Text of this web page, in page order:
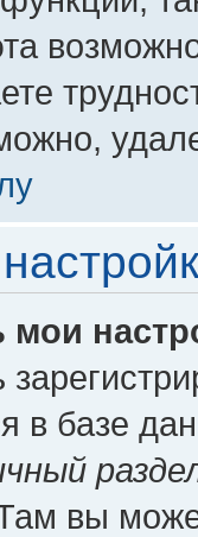
мои
в базе
вы